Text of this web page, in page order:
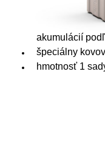
akumulácií
špeciálny
hmotnosť 1